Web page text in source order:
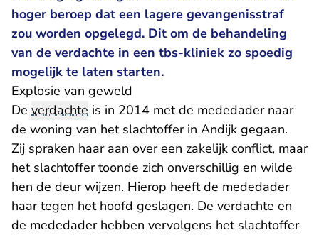
hoger beroep dat een lagere gevangenisstraf
zou worden opgelegd. Dit om de behandeling
van de verdachte in een tbs-kliniek zo spoedig
mogelijk te laten starten.
Explosie van geweld
De verdachte is in 2014 met de mededader naar
de woning van het slachtoffer in Andijk gegaan.
Zij spraken haar aan over een zakelijk conflict, maar
het slachtoffer toonde zich onverschillig en wilde
hen de deur wijzen. Hierop heeft de mededader
haar tegen het hoofd geslagen. De verdachte en
de mededader hebben vervolgens het slachtoffer